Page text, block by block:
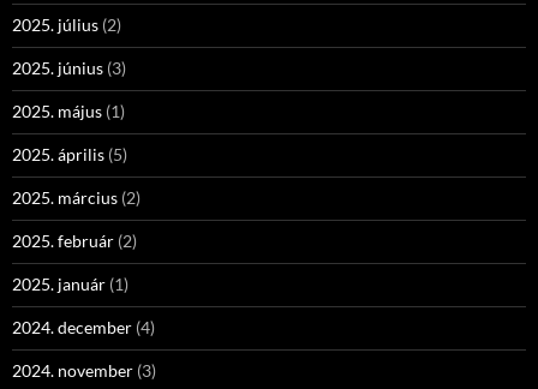
2025. július (2)
2025. június (3)
2025. május (1)
2025. április (5)
2025. március (2)
2025. február (2)
2025. január (1)
2024. december (4)
2024. november (3)